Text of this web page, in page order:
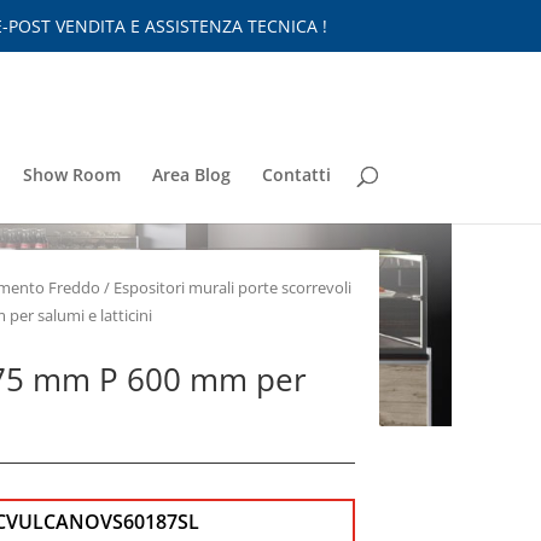
VENDITA E ASSISTENZA TECNICA !
Show Room Area Blog Contatti
Freddo / Espositori murali porte scorrevoli
per salumi e latticini
mm P 600 mm per